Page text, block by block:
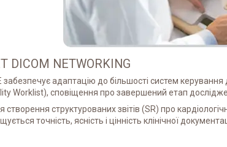
NETWORKING
забезпечує адаптацію до більшості систем
Worklist), сповіщення про завершений етап
створення структурованих звітів (SR) про
точність, ясність і цінність клінічної